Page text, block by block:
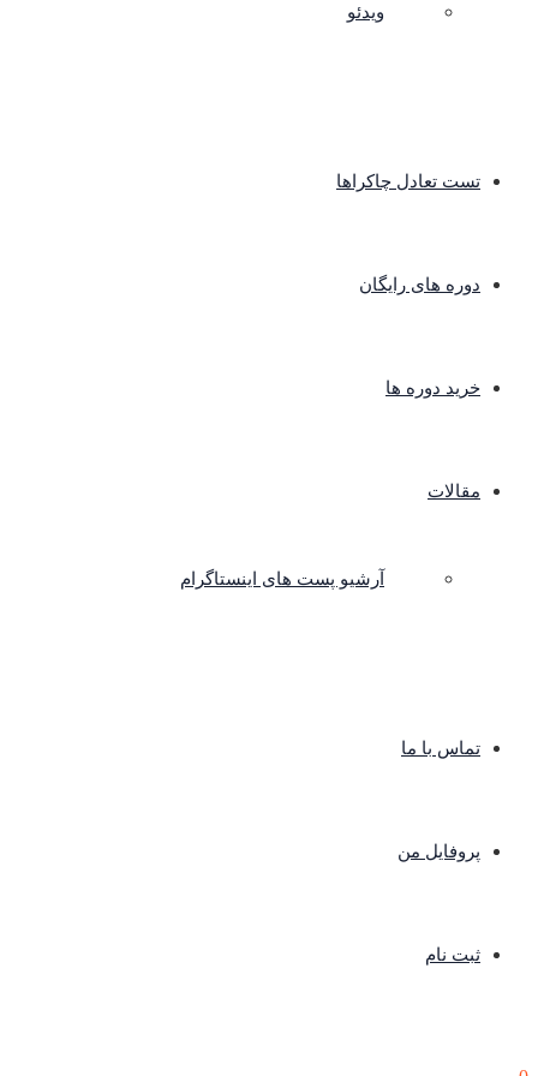
ویدئو
تست تعادل چاکراها
دوره های رایگان
خرید دوره ها
مقالات
آرشیو پست های اینستاگرام
تماس با ما
پروفایل من
ثبت نام